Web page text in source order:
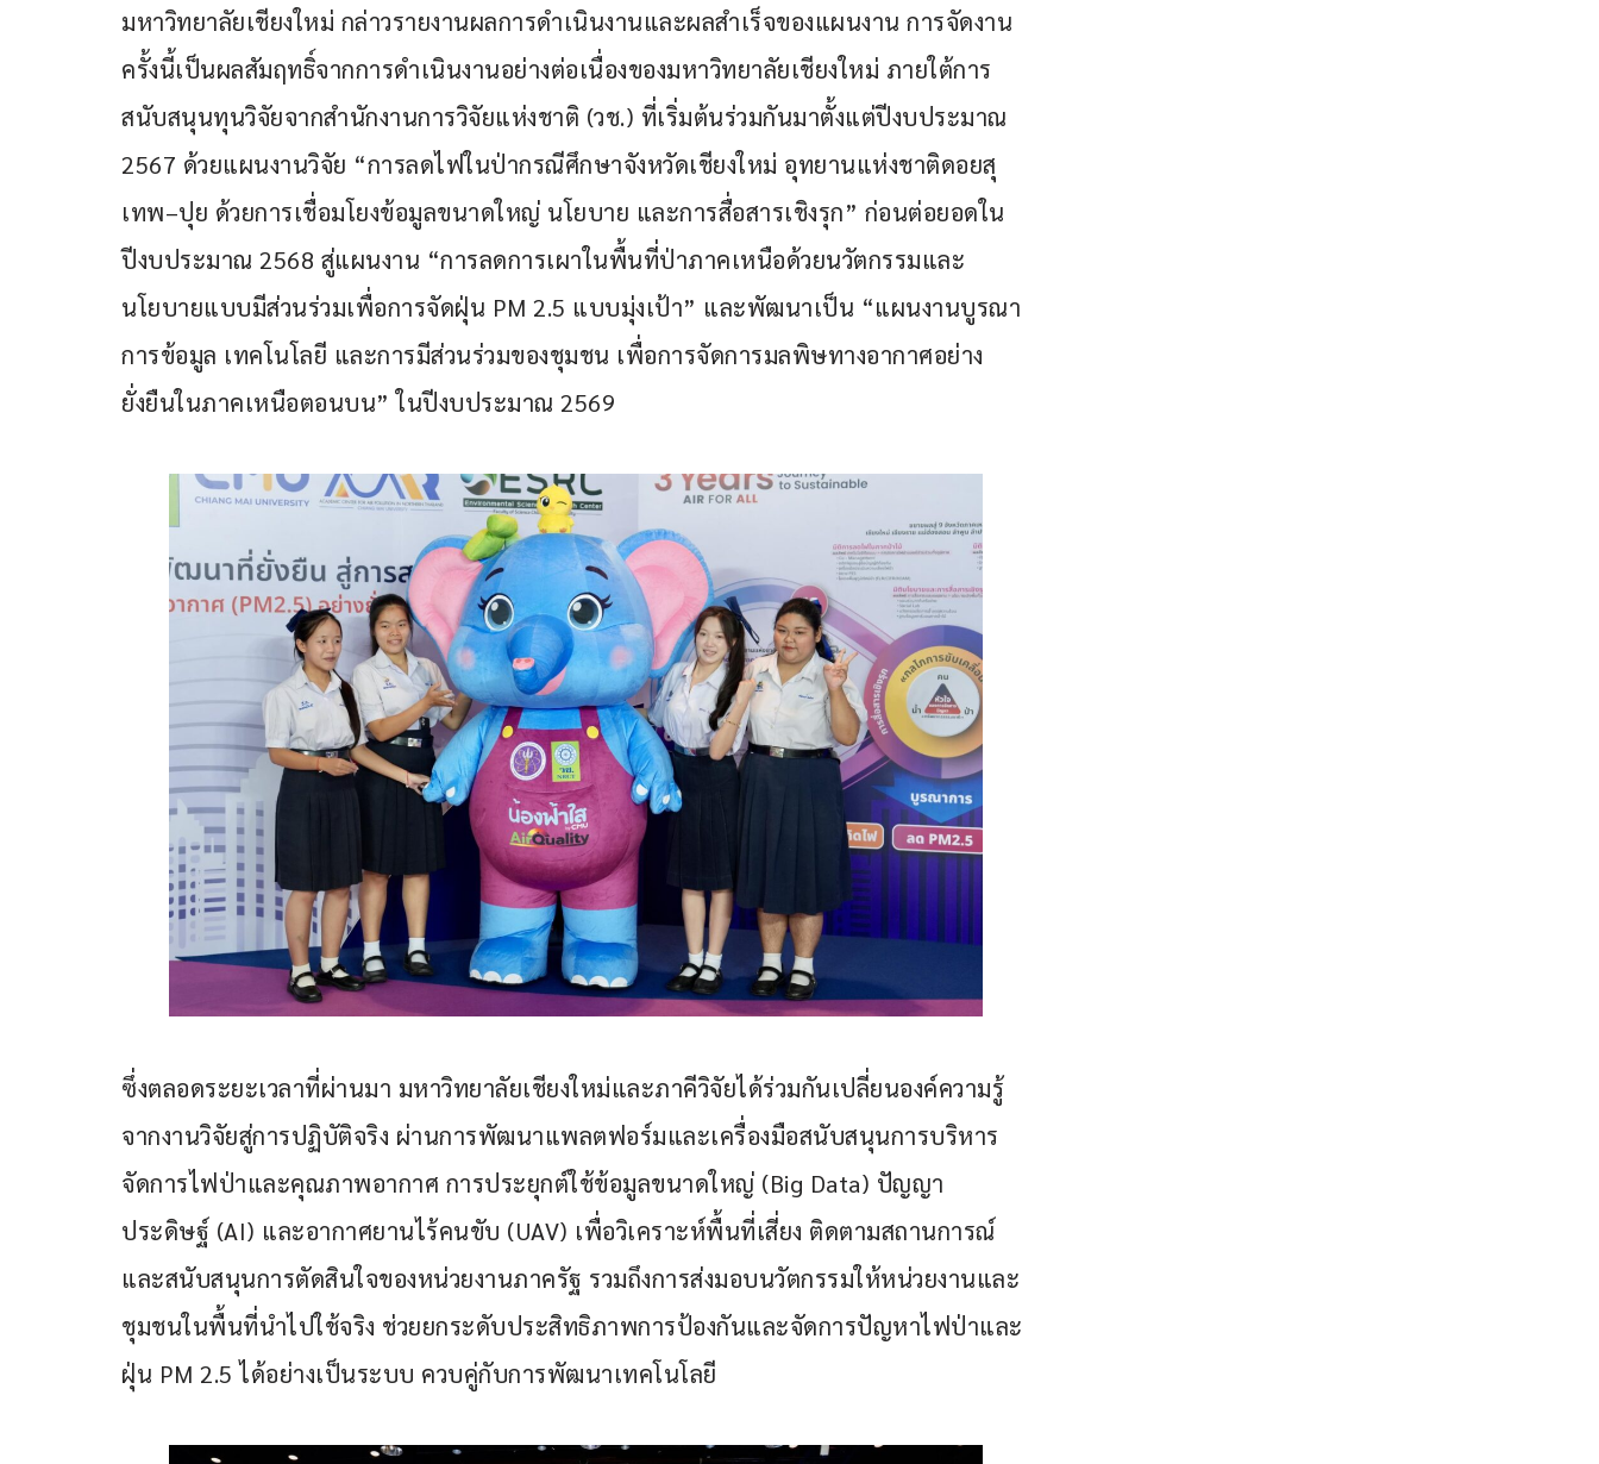
มหาวิทยาลัยเชียงใหม่ กล่าวรายงานผลการดำเนินงานและผลสำเร็จของแผนงาน ​การจัดงาน
ครั้งนี้เป็นผลสัมฤทธิ์จากการดำเนินงานอย่างต่อเนื่องของมหาวิทยาลัยเชียงใหม่ ภายใต้การ
สนับสนุนทุนวิจัยจากสำนักงานการวิจัยแห่งชาติ (วช.) ที่เริ่มต้นร่วมกันมาตั้งแต่ปีงบประมาณ
2567 ด้วยแผนงานวิจัย “การลดไฟในป่ากรณีศึกษาจังหวัดเชียงใหม่ อุทยานแห่งชาติดอยสุ
เทพ–ปุย ด้วยการเชื่อมโยงข้อมูลขนาดใหญ่ นโยบาย และการสื่อสารเชิงรุก” ก่อนต่อยอดใน
ปีงบประมาณ 2568 สู่แผนงาน “การลดการเผาในพื้นที่ป่าภาคเหนือด้วยนวัตกรรมและ
นโยบายแบบมีส่วนร่วมเพื่อการจัดฝุ่น PM 2.5 แบบมุ่งเป้า” และพัฒนาเป็น “แผนงานบูรณา
การข้อมูล เทคโนโลยี และการมีส่วนร่วมของชุมชน เพื่อการจัดการมลพิษทางอากาศอย่าง
ยั่งยืนในภาคเหนือตอนบน” ในปีงบประมาณ 2569 ​
ซึ่งตลอดระยะเวลาที่ผ่านมา มหาวิทยาลัยเชียงใหม่และภาคีวิจัยได้ร่วมกันเปลี่ยนองค์ความรู้
จากงานวิจัยสู่การปฏิบัติจริง ผ่านการพัฒนาแพลตฟอร์มและเครื่องมือสนับสนุนการบริหาร
จัดการไฟป่าและคุณภาพอากาศ การประยุกต์ใช้ข้อมูลขนาดใหญ่ (Big Data) ปัญญา
ประดิษฐ์ (AI) และอากาศยานไร้คนขับ (UAV) เพื่อวิเคราะห์พื้นที่เสี่ยง ติดตามสถานการณ์
และสนับสนุนการตัดสินใจของหน่วยงานภาครัฐ รวมถึงการส่งมอบนวัตกรรมให้หน่วยงานและ
ชุมชนในพื้นที่นำไปใช้จริง ช่วยยกระดับประสิทธิภาพการป้องกันและจัดการปัญหาไฟป่าและ
ฝุ่น PM 2.5 ได้อย่างเป็นระบบ ​ควบคู่กับการพัฒนาเทคโนโลยี